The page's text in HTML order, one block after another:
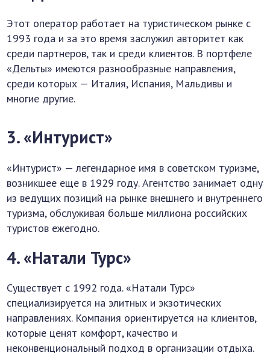
Этот оператор работает на туристическом рынке с
1993 года и за это время заслужил авторитет как
среди партнеров, так и среди клиентов. В портфеле
«Дельты» имеются разнообразные направления,
среди которых — Италия, Испания, Мальдивы и
многие другие.
3. «Интурист»
«Интурист» — легендарное имя в советском туризме,
возникшее еще в 1929 году. Агентство занимает одну
из ведущих позиций на рынке внешнего и внутреннего
туризма, обслуживая больше миллиона российских
туристов ежегодно.
4. «Натали Турс»
Существует с 1992 года. «Натали Турс»
специализируется на элитных и экзотических
направлениях. Компания ориентируется на клиентов,
которые ценят комфорт, качество и
неконвенциональный подход в организации отдыха.